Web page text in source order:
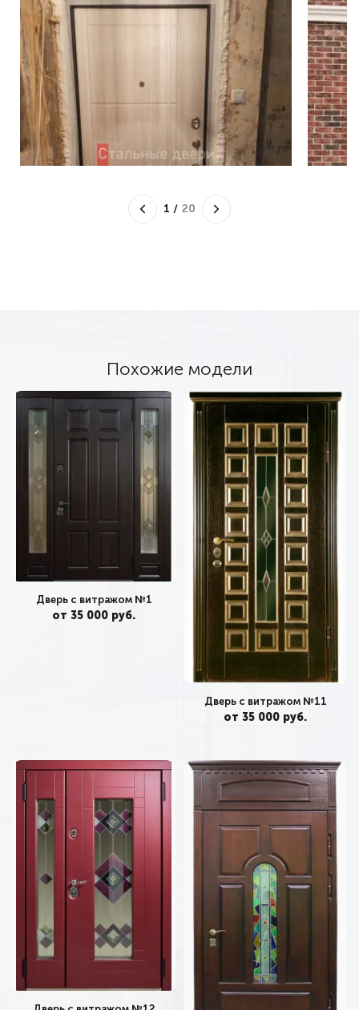
1 / 20
Похожие модели
Дверь с витражом №1
от 35 000 руб.
Дверь с витражом №11
от 35 000 руб.